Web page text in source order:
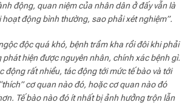
động, quan niệm của nhân dân ở đấy vẫn là
hoạt động bình thường, sao phải xét nghiệm”.
độc quá khó, bệnh trầm kha rồi đôi khi phải
hiện được nguyên nhân, chính xác bệnh gì.
động rất nhiều, tác động tới mức tế bào và tới
cơ quan nào đó, hoặc cơ quan nào đó
Tế bào nào đó ít nhất bị ảnh hưởng trộn lẫn